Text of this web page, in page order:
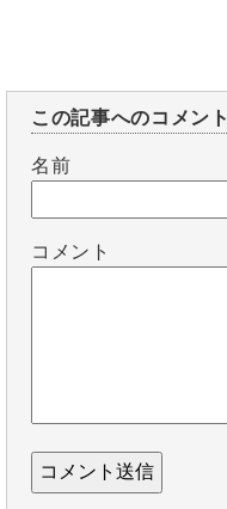
この記事へのコメント
名前
コメント